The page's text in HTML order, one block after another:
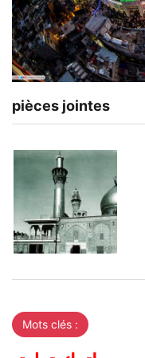
pièces jointes
Mots clés :